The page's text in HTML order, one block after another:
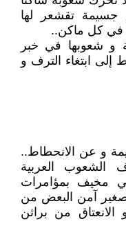
جسيمة تقشعر لها
في كل ماكن..
و شعوبها في خبر
إلى ابتغاء الترف و
و عن الانحطاط..
الشعوب العربية
مخيف بمؤامرات
آمن البعض من
الانعتاق من براثن